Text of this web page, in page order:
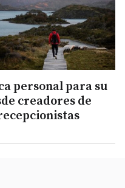
personal para su
creadores de